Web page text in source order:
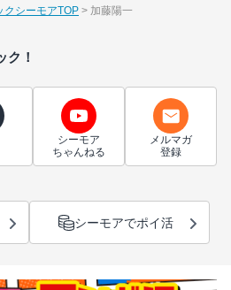
クシーモアTOP 加藤陽一
ク！
シーモア
ちゃんねる
メルマガ
登録
シーモアでポイ活